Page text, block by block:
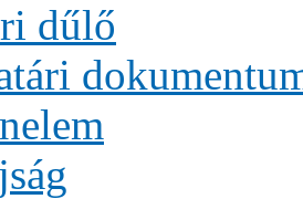
dűlő